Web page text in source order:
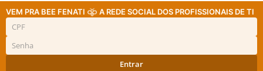
VEM PRA BEE FENATI A REDE SOCIAL DOS PROFISSIONAIS DE TI
Entrar